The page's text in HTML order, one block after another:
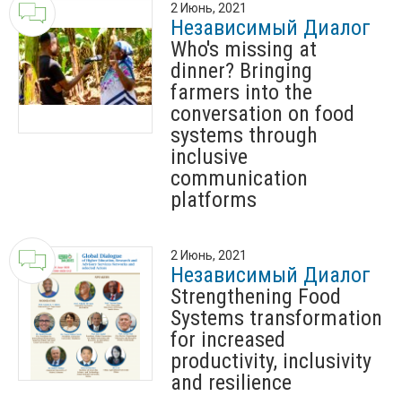
2 Июнь, 2021
Независимый Диалог
Who's missing at
dinner? Bringing
farmers into the
conversation on food
systems through
inclusive
communication
platforms
2 Июнь, 2021
Независимый Диалог
Strengthening Food
Systems transformation
for increased
productivity, inclusivity
and resilience